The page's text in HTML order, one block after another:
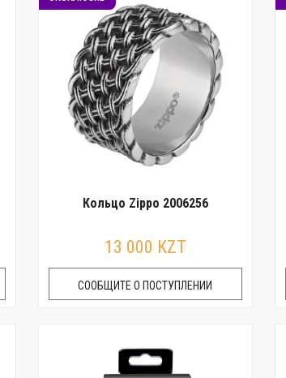
Кольцо Zippo 2006256
13 000 KZT
СООБЩИТЕ О ПОСТУПЛЕНИИ